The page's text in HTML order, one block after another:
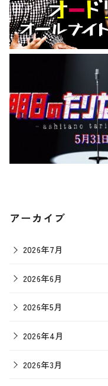
アーカイブ
2026年7月
2026年6月
2026年5月
2026年4月
2026年3月